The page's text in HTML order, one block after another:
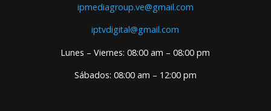
ipmediagroup.ve@gmail.com
iptvdigital@gmail.com
Lunes – Viernes: 08:00 am – 08:00 pm
Sábados: 08:00 am – 12:00 pm